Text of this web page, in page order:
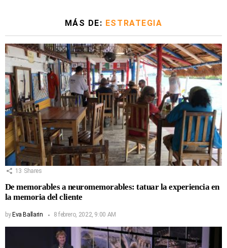
MÁS DE: ESTRATEGIA
13 Shares
De memorables a neuromemorables: tatuar la experiencia en
la memoria del cliente
by Eva Ballarin 8 febrero, 2022, 9:00 AM